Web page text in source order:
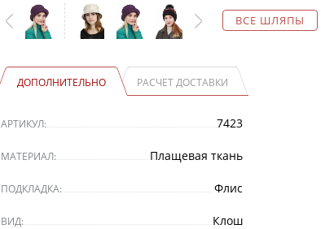
ВСЕ ШЛЯПЫ
ДОПОЛНИТЕЛЬНО РАСЧЕТ ДОСТАВКИ
АРТИКУЛ: 7423
МАТЕРИАЛ: Плащевая ткань
ПОДКЛАДКА: Флис
ВИД: Клош